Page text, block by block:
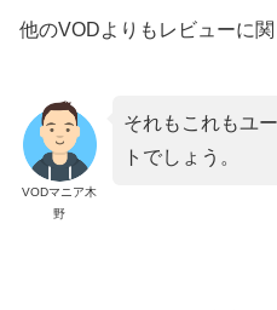
他のVODよりもレビューに
VODマニア木
野
それもこれもユ
トでしょう。